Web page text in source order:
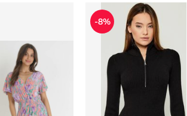
Sukienka Guess
-8%